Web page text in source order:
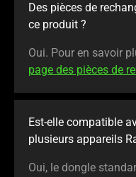
Des pièces de
ce produit ?
Oui. Pour en savoir
page des pièces de
Est-elle compatible
plusieurs appareils
Oui, le dongle